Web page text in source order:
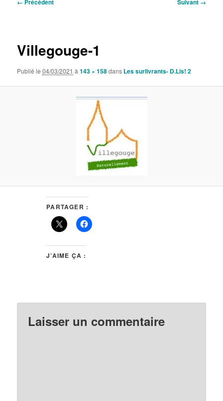
← Précédent Suivant →
Villegouge-1
Publié le04/03/2021 à143 × 158dans Les surlivrants- D.Lis! 2
PARTAGER :
J’AIME ÇA :
Laisser un commentaire